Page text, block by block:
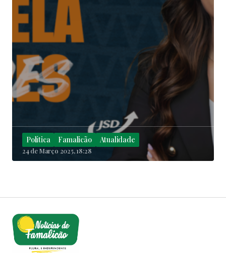
Política Famalicão Atualidade
24 de Março 2025, 18:28